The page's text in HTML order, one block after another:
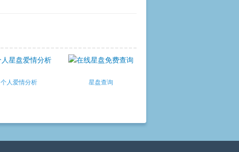
个人爱情分析 星盘查询